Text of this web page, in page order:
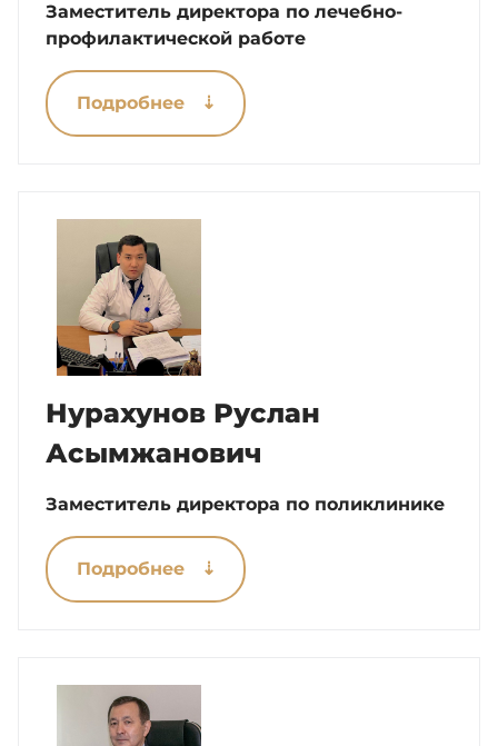
Заместитель директора по лечебно-
профилактической работе
Подробнее ⇣
Нурахунов Руслан
Асымжанович
Заместитель директора по поликлинике
Подробнее ⇣